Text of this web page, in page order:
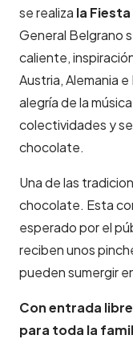
se realiza la
General Belgrano
caliente,
Austria, Alemania
alegría de la
colectividades y
chocolate.
Una de las
chocolate. Esta
esperado por el
reciben unos
pueden sumergir
Con entrada
para toda la